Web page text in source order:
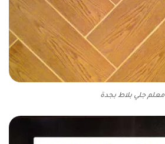
معلم جلي بلاط بجدة